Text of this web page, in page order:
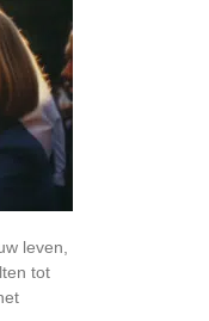
leven,
tot